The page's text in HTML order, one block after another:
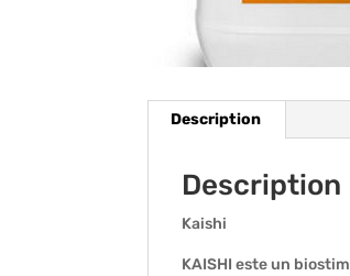
Description
Description
Kaishi
KAISHI este un